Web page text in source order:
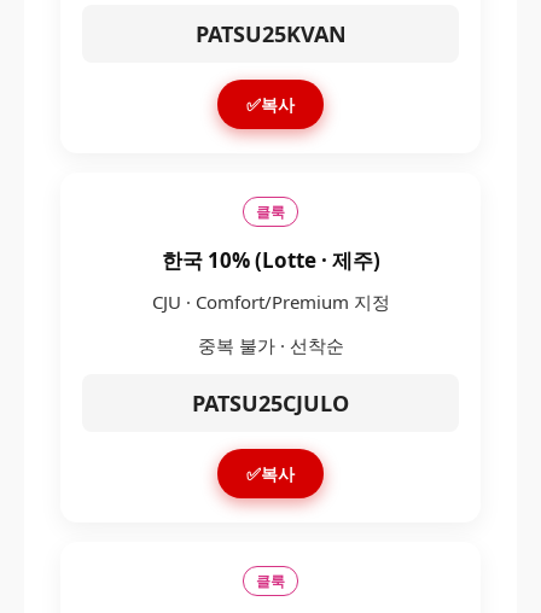
PATSU25KVAN
✅복사
클룩
한국 10% (Lotte · 제주)
CJU · Comfort/Premium 지정
중복 불가 · 선착순
PATSU25CJULO
✅복사
클룩